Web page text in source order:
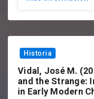
Historia
Vidal, José M.
and the Strange:
in Early Modern